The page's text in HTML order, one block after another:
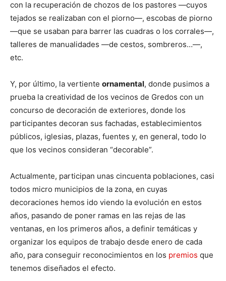
con la recuperación de chozos de los pastores —cuyos
tejados se realizaban con el piorno—, escobas de piorno
—que se usaban para barrer las cuadras o los corrales—,
talleres de manualidades —de cestos, sombreros…—,
etc.
Y, por último, la vertiente ornamental, donde pusimos a
prueba la creatividad de los vecinos de Gredos con un
concurso de decoración de exteriores, donde los
participantes decoran sus fachadas, establecimientos
públicos, iglesias, plazas, fuentes y, en general, todo lo
que los vecinos consideran “decorable”.
Actualmente, participan unas cincuenta poblaciones, casi
todos micro municipios de la zona, en cuyas
decoraciones hemos ido viendo la evolución en estos
años, pasando de poner ramas en las rejas de las
ventanas, en los primeros años, a definir temáticas y
organizar los equipos de trabajo desde enero de cada
año, para conseguir reconocimientos en los premios que
tenemos diseñados el efecto.